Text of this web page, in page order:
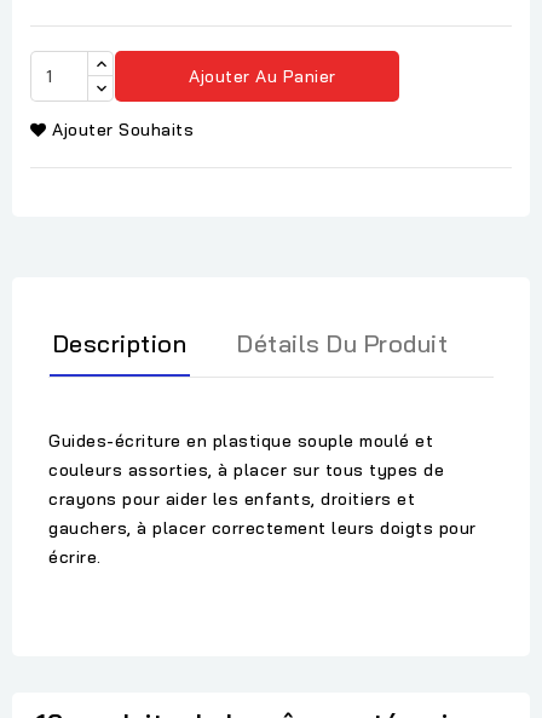
Ajouter Au Panier
Ajouter Souhaits
Description Détails Du Produit
Guides-écriture en plastique souple moulé et
couleurs assorties, à placer sur tous types de
crayons pour aider les enfants, droitiers et
gauchers, à placer correctement leurs doigts pour
écrire.